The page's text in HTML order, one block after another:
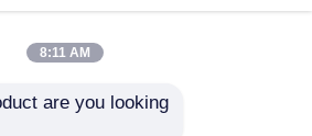
еды
напитка
ПЭТ эмбрионная
8:11 AM
are you looking